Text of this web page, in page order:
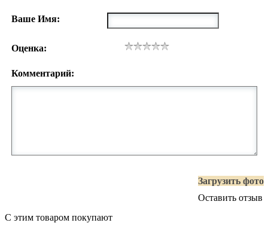
Ваше Имя:
Оценка:
Комментарий:
Загрузить фото
Оставить отзыв
С этим товаром покупают